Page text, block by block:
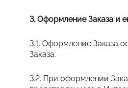
3. Оформление Заказа и
3.1. Оформление Заказа
Заказа.
3.2. При оформлении